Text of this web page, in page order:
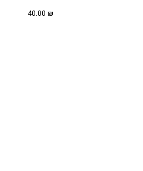
40.00₪